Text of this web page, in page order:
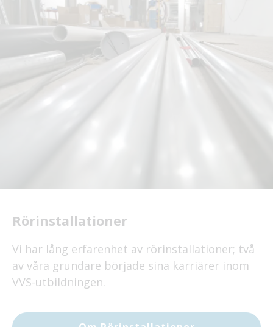
Rörinstallationer
Vi har lång erfarenhet av rörinstallationer; två
av våra grundare började sina karriärer inom
VVS-utbildningen.